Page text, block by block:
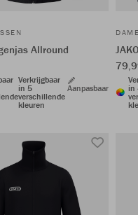
Allround
Verkrijgbaar
in 5
verschillende
kleuren
Aanpasbaar
in